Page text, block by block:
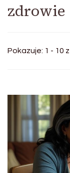
zdrowie
Pokazuje: 1 - 10